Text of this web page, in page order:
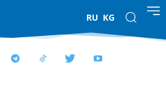
RU KG